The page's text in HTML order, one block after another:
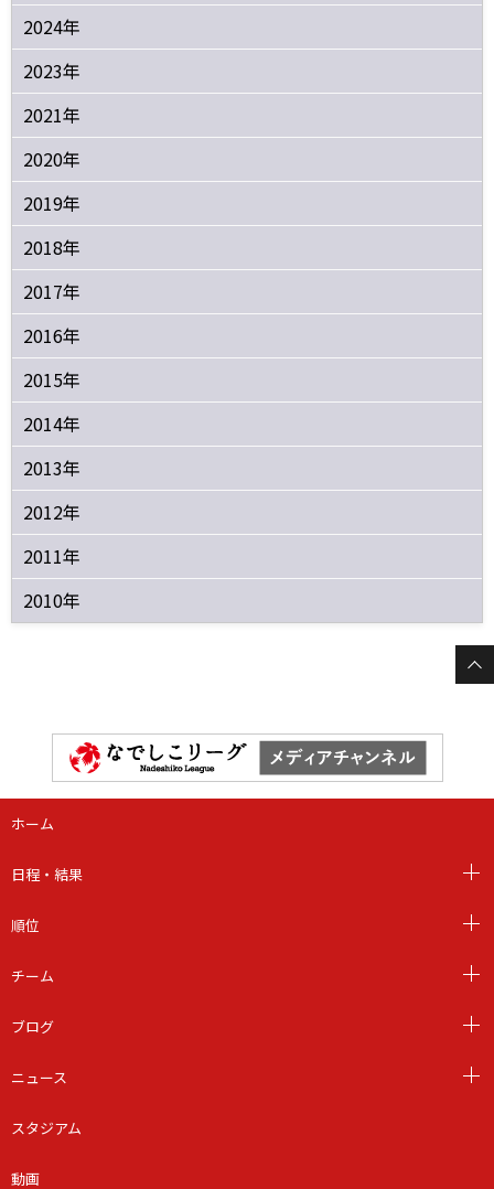
2024年
2023年
2021年
2020年
2019年
2018年
2017年
2016年
2015年
2014年
2013年
2012年
2011年
2010年
ホーム
日程・結果
順位
チーム
ブログ
ニュース
スタジアム
動画